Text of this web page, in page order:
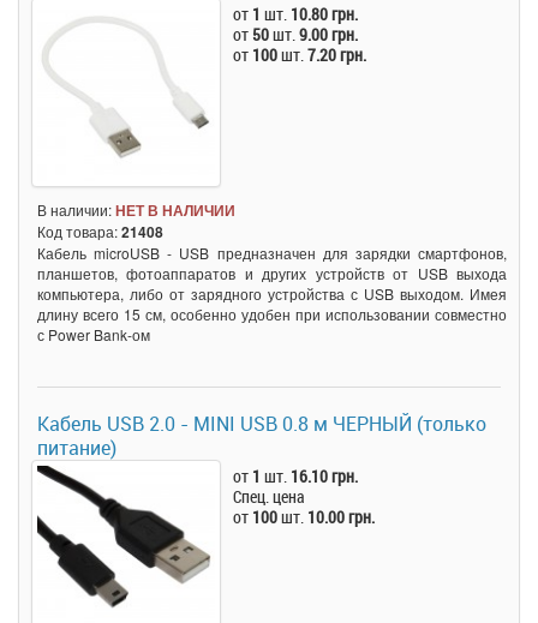
от 1 шт. 10.80 грн.
от 50шт.9.00 грн.
от 100шт.7.20 грн.
В наличии:НЕТ В НАЛИЧИИ
Код товара:21408
Кабель microUSB - USB предназначен для зарядки смартфонов,
планшетов, фотоаппаратов и других устройств от USB выхода
компьютера, либо от зарядного устройства с USB выходом. Имея
длину всего 15 см, особенно удобен при использовании совместно
с Power Bank-ом
Кабель USB 2.0 - MINI USB 0.8 м ЧЕРНЫЙ (только
питание)
от 1 шт. 16.10 грн.
Спец. цена
от 100шт. 10.00 грн.